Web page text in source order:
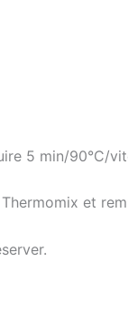
5 min/90°C/
et